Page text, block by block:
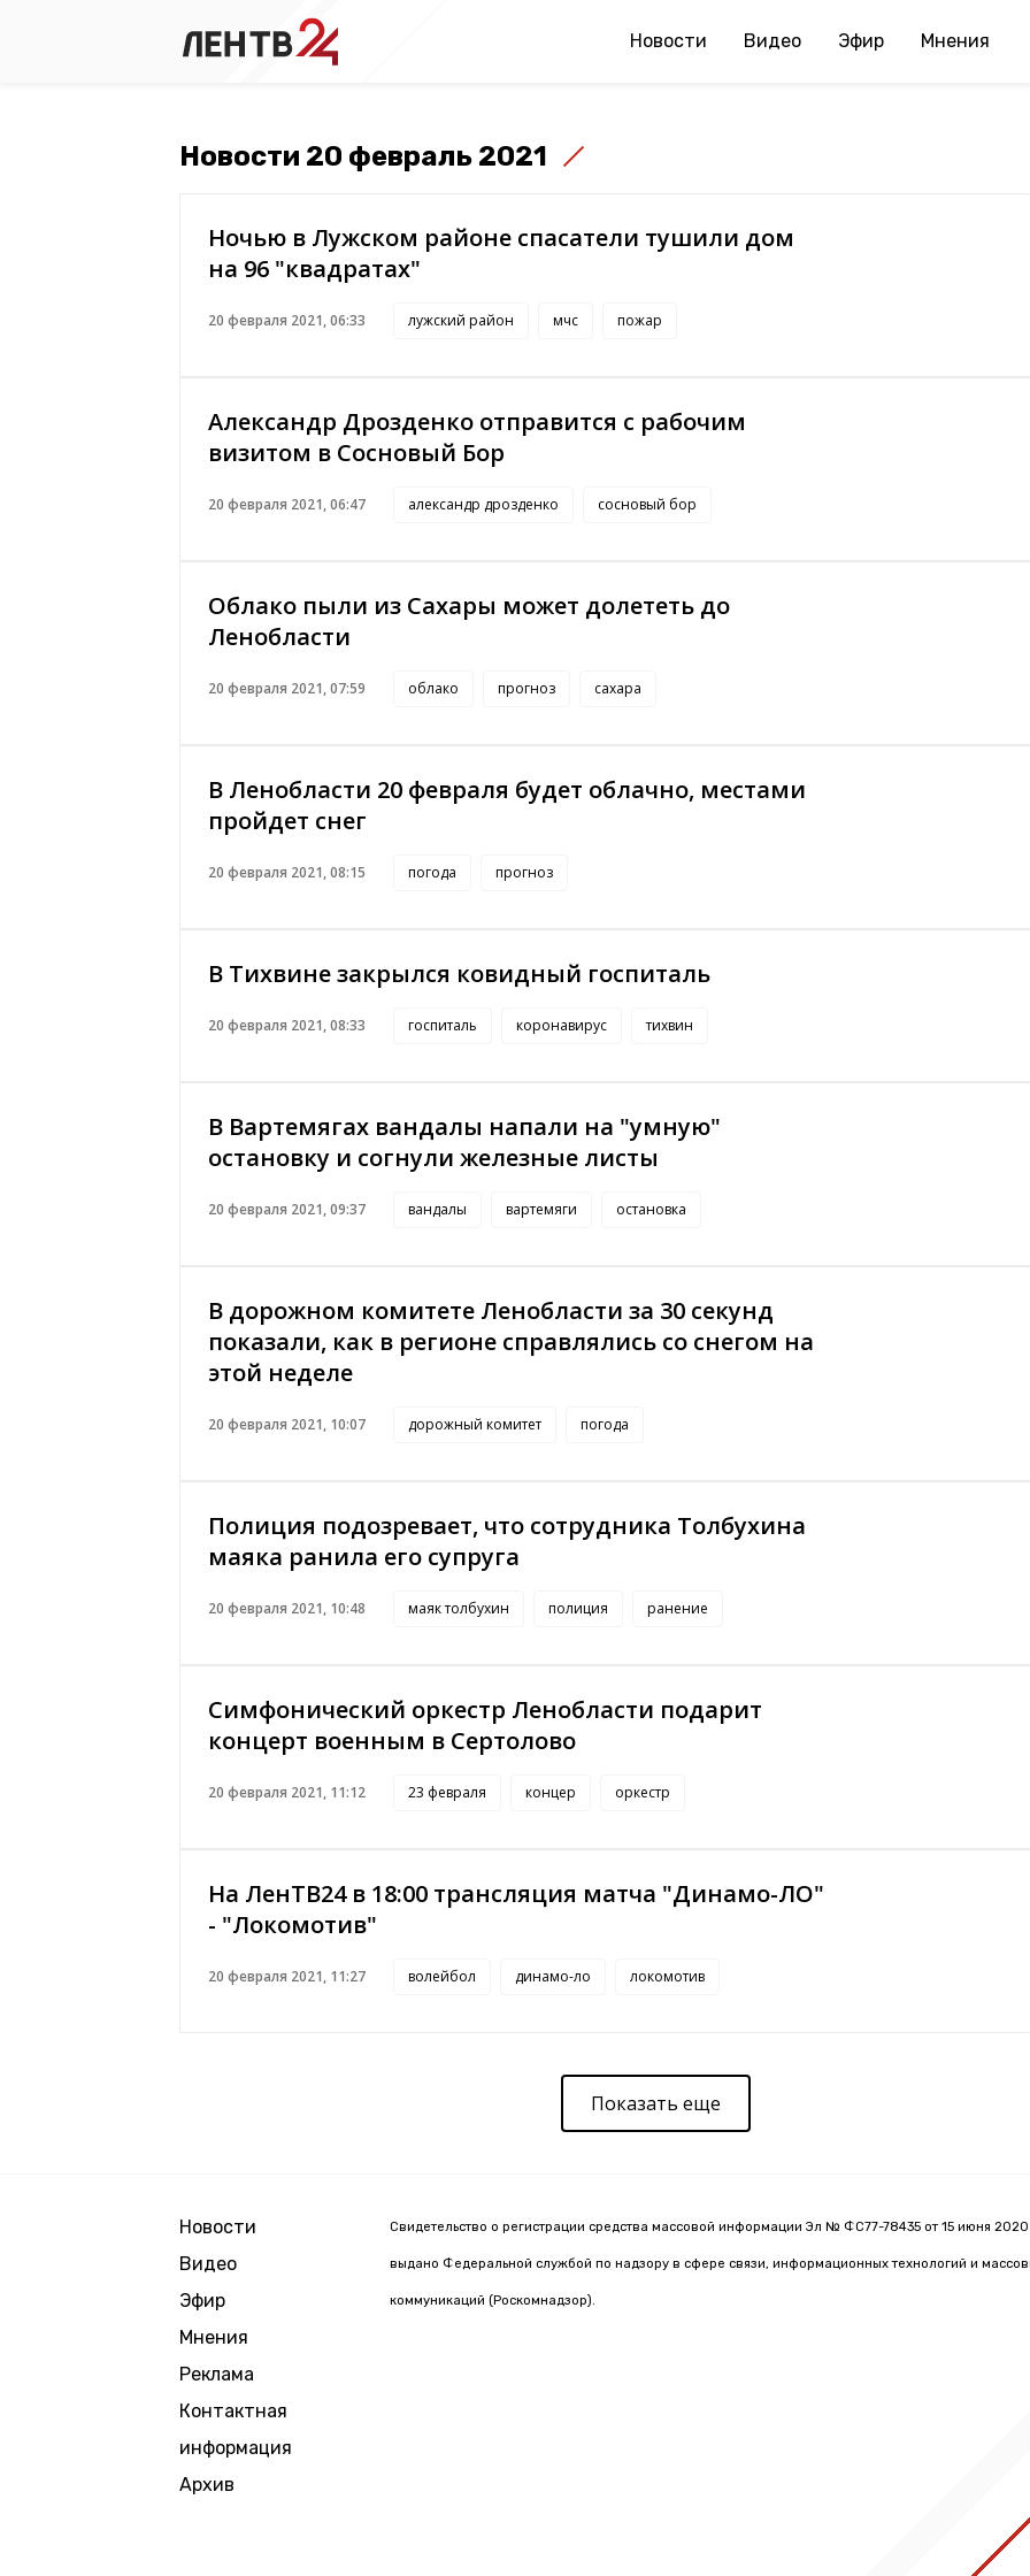
Новости Видео Эфир Мнения
Новости 20 февраль 2021
Ночью в Лужском районе спасатели тушили дом
на 96 "квадратах"
20 февраля 2021, 06:33 лужский район мчс пожар
Александр Дрозденко отправится с рабочим
визитом в Сосновый Бор
20 февраля 2021, 06:47 александр дрозденко сосновый бор
Облако пыли из Сахары может долететь до
Ленобласти
20 февраля 2021, 07:59 облако прогноз сахара
В Ленобласти 20 февраля будет облачно, местами
пройдет снег
20 февраля 2021, 08:15 погода прогноз
В Тихвине закрылся ковидный госпиталь
20 февраля 2021, 08:33 госпиталь коронавирус тихвин
В Вартемягах вандалы напали на "умную"
остановку и согнули железные листы
20 февраля 2021, 09:37 вандалы вартемяги остановка
В дорожном комитете Ленобласти за 30 секунд
показали, как в регионе справлялись со снегом на
этой неделе
20 февраля 2021, 10:07 дорожный комитет погода
Полиция подозревает, что сотрудника Толбухина
маяка ранила его супруга
20 февраля 2021, 10:48 маяк толбухин полиция ранение
Симфонический оркестр Ленобласти подарит
концерт военным в Сертолово
20 февраля 2021, 11:12 23 февраля концер оркестр
На ЛенТВ24 в 18:00 трансляция матча "Динамо-ЛО"
- "Локомотив"
20 февраля 2021, 11:27 волейбол динамо-ло локомотив
Показать еще
Новости
Видео
Эфир
Мнения
Реклама
Контактная
информация
Архив
Свидетельство о регистрации средства массовой информации Эл № ФС77-78435 от 15 июня 2020
выдано Федеральной службой по надзору в сфере связи, информационных технологий и
коммуникаций (Роскомнадзор).